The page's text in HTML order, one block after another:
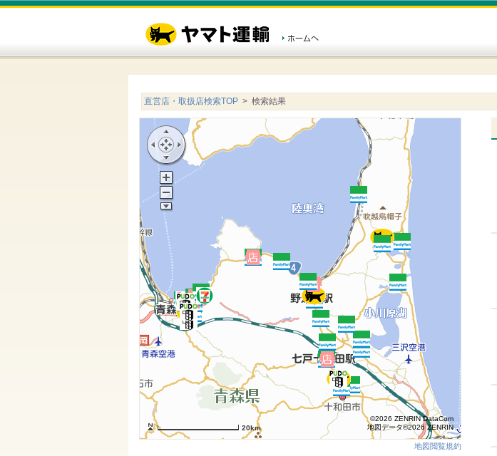
直営店・取扱店検索TOP > 検索結果
20km
©2026 ZENRIN DataCom
地図データ©2026 ZENRIN
地図閲覧規約